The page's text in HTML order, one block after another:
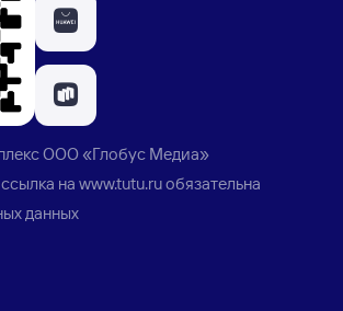
ООО «Глобус Медиа»
наwww.tutu.ruобязательна
данных